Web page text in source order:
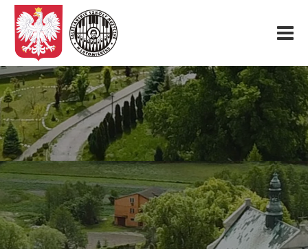
Start
O nas
Aktualności
Rekrutacja
Fundacja